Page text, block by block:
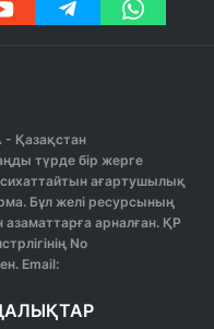
Қазақстан
түрде бір жерге
ағартушылық
Бұл желі ресурсының
арналған. ҚР
No
Email: